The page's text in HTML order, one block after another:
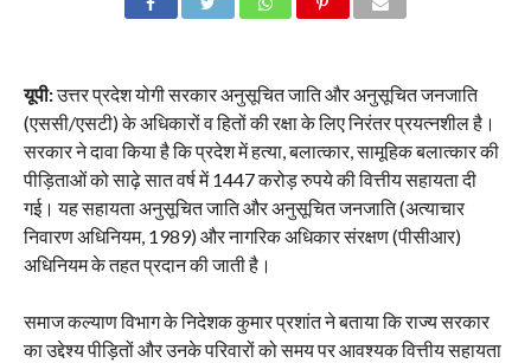
यूपी:उत्तर प्रदेश योगी सरकार अनुसूचित जाति और अनुसूचित जनजाति
(एससी/एसटी) के अधिकारों व हितों की रक्षा के लिए निरंतर प्रयत्नशील है।
सरकार ने दावा किया है कि प्रदेश में हत्या, बलात्कार, सामूहिक बलात्कार की
पीड़िताओं को साढ़े सात वर्ष में 1447 करोड़ रुपये की वित्तीय सहायता दी
गई। यह सहायता अनुसूचित जाति और अनुसूचित जनजाति (अत्याचार
निवारण अधिनियम, 1989) और नागरिक अधिकार संरक्षण (पीसीआर)
अधिनियम के तहत प्रदान की जाती है।
समाज कल्याण विभाग के निदेशक कुमार प्रशांत ने बताया कि राज्य सरकार
का उद्देश्य पीड़ितों और उनके परिवारों को समय पर आवश्यक वित्तीय सहायता